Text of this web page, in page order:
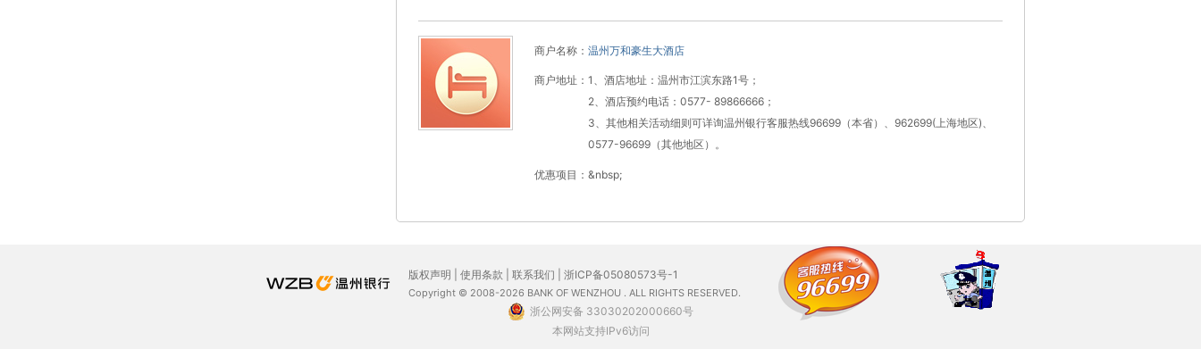
商户名称： 温州万和豪生大酒店
商户地址： 1 、酒店地址：温州市江滨东路1号；
2、酒店预约电话： 0577- 89866666；
3、 其他相关活动细则可详询温州银行客服热线96699（本省）、 962699(上海地区)、
0577-96699（其他地区）。
优惠项目： &nbsp;
版权声明 使用条款 联系我们 浙ICP备05080573号-1
Copyright © 2008-2026 BANK OF WENZHOU . ALL RIGHTS RESERVED.
浙公网安备 33030202000660号
本网站支持IPv6访问